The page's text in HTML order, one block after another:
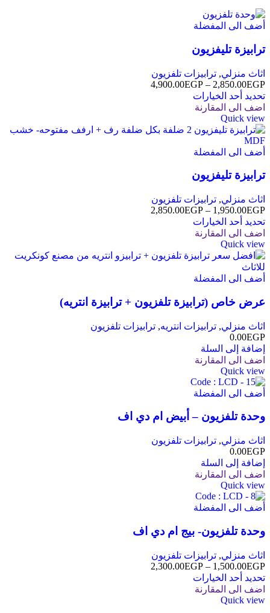
أضف الى المفضلة
ترابيزة تليفزيون
اثاث منزلي, ترابيزات تلفزيون
2,850.00EGP
–
4,900.00EGP
تحديد أحد الخيارات
اضف الى المقارنة
Quick view
أضف الى المفضلة
ترابيزة تليفزيون
اثاث منزلي, ترابيزات تلفزيون
1,950.00EGP
–
2,850.00EGP
تحديد أحد الخيارات
اضف الى المقارنة
Quick view
أضف الى المفضلة
عرض خاص (ترابيزة تلفزيون + ترابيزة انتريه)
اثاث منزلي, ترابيزات انتريه, ترابيزات تلفزيون
0.00EGP
إضافة إلى السلة
اضف الى المقارنة
Quick view
أضف الى المفضلة
وحدة تلفزيون – أبيض ام دي اف
اثاث منزلي, ترابيزات تلفزيون
0.00EGP
إضافة إلى السلة
اضف الى المقارنة
Quick view
أضف الى المفضلة
وحدة تلفزيون- بيج ام دي اف
اثاث منزلي, ترابيزات تلفزيون
1,500.00EGP
–
2,300.00EGP
تحديد أحد الخيارات
اضف الى المقارنة
Quick view